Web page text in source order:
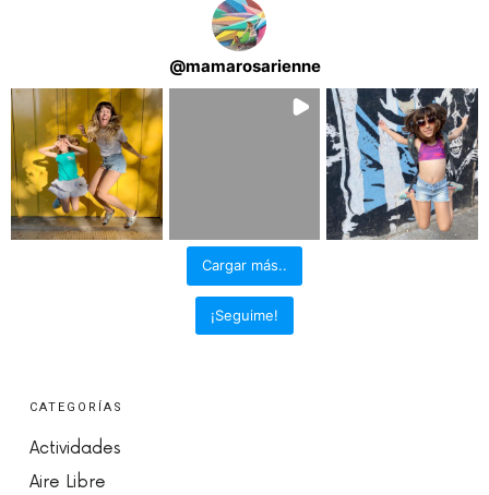
@mamarosarienne
Cargar más..
¡Seguime!
CATEGORÍAS
Actividades
Aire Libre